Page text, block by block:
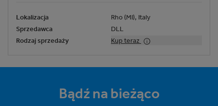
Lokalizacja
Rho (MI), Italy
Sprzedawca
DLL
Rodzaj sprzedaży
Kup teraz
Bądź na bieżąco